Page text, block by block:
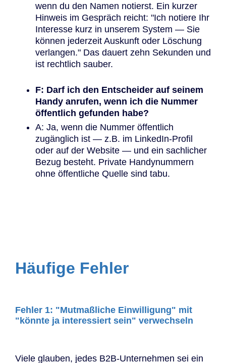
wenn du den Namen notierst. Ein kurzer
Hinweis im Gespräch reicht: "Ich notiere Ihr
Interesse kurz in unserem System — Sie
können jederzeit Auskunft oder Löschung
verlangen." Das dauert zehn Sekunden und
ist rechtlich sauber.
F: Darf ich den Entscheider auf seinem
Handy anrufen, wenn ich die Nummer
öffentlich gefunden habe?
A: Ja, wenn die Nummer öffentlich
zugänglich ist — z.B. im LinkedIn-Profil
oder auf der Website — und ein sachlicher
Bezug besteht. Private Handynummern
ohne öffentliche Quelle sind tabu.
Häufige Fehler
Fehler 1: "Mutmaßliche Einwilligung" mit
"könnte ja interessiert sein" verwechseln
Viele glauben, jedes B2B-Unternehmen sei ein